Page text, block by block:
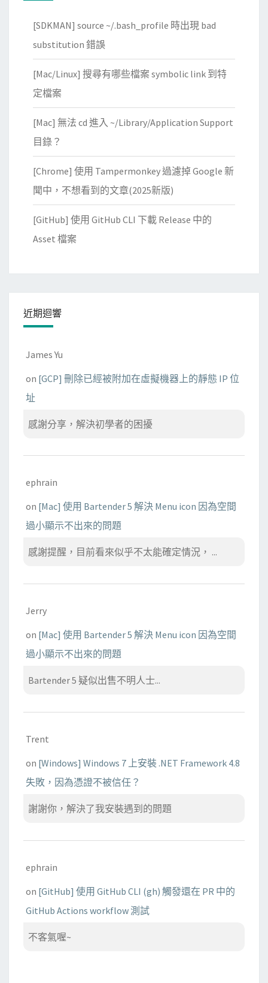
[SDKMAN] source ~/.bash_profile 時出現 bad
substitution 錯誤
[Mac/Linux] 搜尋有哪些檔案 symbolic link 到特
定檔案
[Mac] 無法 cd 進入 ~/Library/Application Support
目錄？
[Chrome] 使用 Tampermonkey 過濾掉 Google 新
聞中，不想看到的文章(2025新版)
[GitHub] 使用 GitHub CLI 下載 Release 中的
Asset 檔案
近期迴響
James Yu
on [GCP] 刪除已經被附加在虛擬機器上的靜態 IP 位
址
感謝分享，解決初學者的困擾
ephrain
on [Mac] 使用 Bartender 5 解決 Menu icon 因為空間
過小顯示不出來的問題
感謝提醒，目前看來似乎不太能確定情況， ...
Jerry
on [Mac] 使用 Bartender 5 解決 Menu icon 因為空間
過小顯示不出來的問題
Bartender 5 疑似出售不明人士...
Trent
on [Windows] Windows 7 上安裝 .NET Framework 4.8
失敗，因為憑證不被信任？
謝謝你，解決了我安裝遇到的問題
ephrain
on [GitHub] 使用 GitHub CLI (gh) 觸發還在 PR 中的
GitHub Actions workflow 測試
不客氣喔~